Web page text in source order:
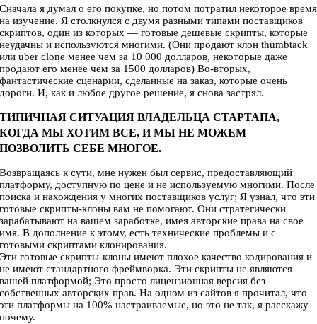
Сначала я думал о его покупке, но потом потратил некоторое время
на изучение. Я столкнулся с двумя разными типами поставщиков
скриптов, один из которых — готовые дешевые скрипты, которые
неудачны и используются многими. (Они продают клон thumbtack
или uber clone менее чем за 10 000 долларов, некоторые даже
продают его менее чем за 1500 долларов) Во-вторых,
фантастические сценарии, сделанные на заказ, которые очень
дороги. И, как и любое другое решение, я снова застрял.
ТИПИЧНАЯ СИТУАЦИЯ ВЛАДЕЛЬЦА СТАРТАПА,
КОГДА МЫ ХОТИМ ВСЕ, И МЫ НЕ МОЖЕМ
ПОЗВОЛИТЬ СЕБЕ МНОГОЕ.
Возвращаясь к сути, мне нужен был сервис, предоставляющий
платформу, доступную по цене и не используемую многими. После
поиска и нахождения у многих поставщиков услуг; Я узнал, что эти
готовые скрипты-клоны вам не помогают. Они стратегически
зарабатывают на вашем заработке, имея авторские права на свое
имя. В дополнение к этому, есть технические проблемы и с
готовыми скриптами клонирования.
Эти готовые скрипты-клоны имеют плохое качество кодирования и
не имеют стандартного фреймворка. Эти скрипты не являются
вашей платформой; Это просто лицензионная версия без
собственных авторских прав. На одном из сайтов я прочитал, что
эти платформы на 100% настраиваемые, но это не так, я расскажу
почему.